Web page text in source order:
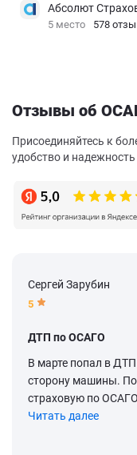
Абсолют
5 место 578
Отзывы об
Присоединяйтесь к
удобство и
Сергей Зарубин
5
ДТП по ОСАГО
В марте попал в
сторону машины.
страховую по
Читать далее